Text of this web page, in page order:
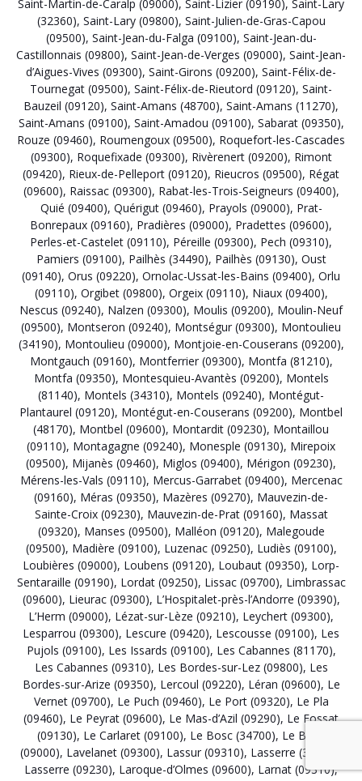
Saint-Martin-de-Caralp (09000), Saint-Lizier (09190), Saint-Lary
(32360), Saint-Lary (09800), Saint-Julien-de-Gras-Capou
(09500), Saint-Jean-du-Falga (09100), Saint-Jean-du-
Castillonnais (09800), Saint-Jean-de-Verges (09000), Saint-Jean-
d’Aigues-Vives (09300), Saint-Girons (09200), Saint-Félix-de-
Tournegat (09500), Saint-Félix-de-Rieutord (09120), Saint-
Bauzeil (09120), Saint-Amans (48700), Saint-Amans (11270),
Saint-Amans (09100), Saint-Amadou (09100), Sabarat (09350),
Rouze (09460), Roumengoux (09500), Roquefort-les-Cascades
(09300), Roquefixade (09300), Rivèrenert (09200), Rimont
(09420), Rieux-de-Pelleport (09120), Rieucros (09500), Régat
(09600), Raissac (09300), Rabat-les-Trois-Seigneurs (09400),
Quié (09400), Quérigut (09460), Prayols (09000), Prat-
Bonrepaux (09160), Pradières (09000), Pradettes (09600),
Perles-et-Castelet (09110), Péreille (09300), Pech (09310),
Pamiers (09100), Pailhès (34490), Pailhès (09130), Oust
(09140), Orus (09220), Ornolac-Ussat-les-Bains (09400), Orlu
(09110), Orgibet (09800), Orgeix (09110), Niaux (09400),
Nescus (09240), Nalzen (09300), Moulis (09200), Moulin-Neuf
(09500), Montseron (09240), Montségur (09300), Montoulieu
(34190), Montoulieu (09000), Montjoie-en-Couserans (09200),
Montgauch (09160), Montferrier (09300), Montfa (81210),
Montfa (09350), Montesquieu-Avantès (09200), Montels
(81140), Montels (34310), Montels (09240), Montégut-
Plantaurel (09120), Montégut-en-Couserans (09200), Montbel
(48170), Montbel (09600), Montardit (09230), Montaillou
(09110), Montagagne (09240), Monesple (09130), Mirepoix
(09500), Mijanès (09460), Miglos (09400), Mérigon (09230),
Mérens-les-Vals (09110), Mercus-Garrabet (09400), Mercenac
(09160), Méras (09350), Mazères (09270), Mauvezin-de-
Sainte-Croix (09230), Mauvezin-de-Prat (09160), Massat
(09320), Manses (09500), Malléon (09120), Malegoude
(09500), Madière (09100), Luzenac (09250), Ludiès (09100),
Loubières (09000), Loubens (09120), Loubaut (09350), Lorp-
Sentaraille (09190), Lordat (09250), Lissac (09700), Limbrassac
(09600), Lieurac (09300), L’Hospitalet-près-l’Andorre (09390),
L’Herm (09000), Lézat-sur-Lèze (09210), Leychert (09300),
Lesparrou (09300), Lescure (09420), Lescousse (09100), Les
Pujols (09100), Les Issards (09100), Les Cabannes (81170),
Les Cabannes (09310), Les Bordes-sur-Lez (09800), Les
Bordes-sur-Arize (09350), Lercoul (09220), Léran (09600), Le
Vernet (09700), Le Puch (09460), Le Port (09320), Le Pla
(09460), Le Peyrat (09600), Le Mas-d’Azil (09290), Le Fossat
(09130), Le Carlaret (09100), Le Bosc (34700), Le Bosc
(09000), Lavelanet (09300), Lassur (09310), Lasserre (31530)
Lasserre (09230), Laroque-d’Olmes (09600), Larnat (09310),